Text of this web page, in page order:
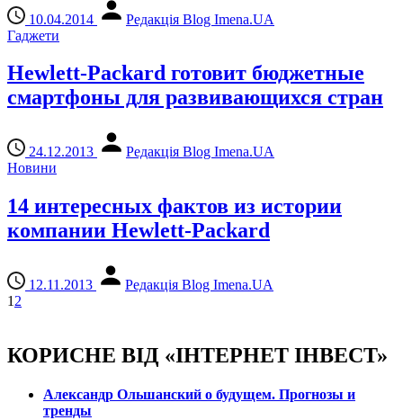
10.04.2014
Редакція Blog Imena.UA
Гаджети
Hewlett-Packard готовит бюджетные
смартфоны для развивающихся стран
24.12.2013
Редакція Blog Imena.UA
Новини
14 интересных фактов из истории
компании Hewlett-Packard
12.11.2013
Редакція Blog Imena.UA
1 2
КОРИСНЕ ВІД «ІНТЕРНЕТ ІНВЕСТ»
Александр Ольшанский о будущем. Прогнозы и
тренды